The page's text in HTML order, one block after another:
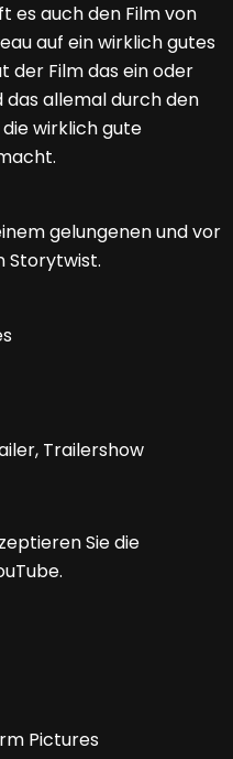
es auch den Film von
auf ein wirklich gutes
der Film das ein oder
das allemal durch den
wirklich gute
gelungenen und vor
Storytwist.
Trailershow
Sie die
Pictures